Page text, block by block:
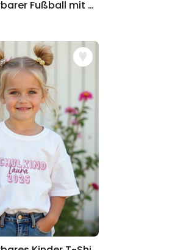
Personalisierbarer Fußball mit Text und Wappen